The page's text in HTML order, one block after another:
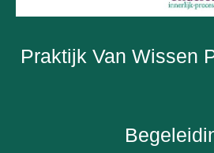
Praktijk Van Wissen